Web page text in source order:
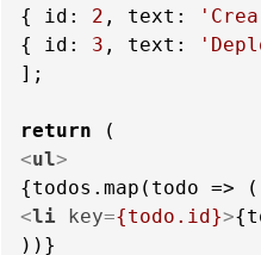
{ id : 2 , text :
{ id : 3 , text :
];
return
<ul>
<li key={todo.id}>